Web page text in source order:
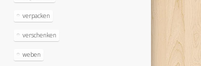
verpacken
verschenken
weben